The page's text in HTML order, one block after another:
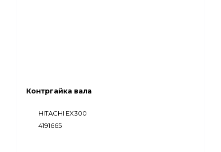
Контргайка вала
HITACHI EX300
4191665